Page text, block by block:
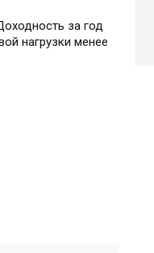
за год
нагрузки менее